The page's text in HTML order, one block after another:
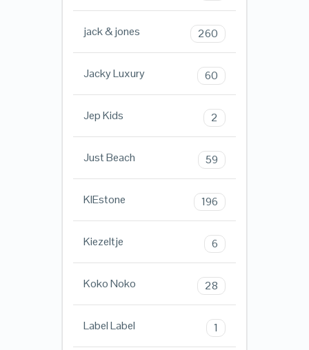
jack & jones 260
Jacky Luxury 60
Jep Kids 2
Just Beach 59
KIEstone 196
Kiezeltje 6
Koko Noko 28
Label Label 1